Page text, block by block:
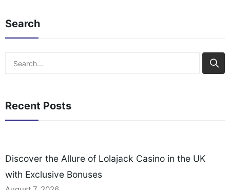
Search
Search
Recent Posts
Discover the Allure of Lolajack Casino in the UK
with Exclusive Bonuses